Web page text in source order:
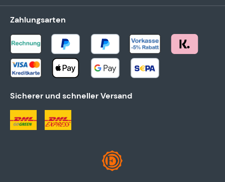
Zahlungsarten
Sicherer und schneller Versand